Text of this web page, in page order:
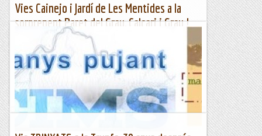
Vies Cainejo i Jardí de Les Mentides a la
sorprenent Paret del Grau, Calcari i Grau !
10-06-2023.
La Paret del Grau Coll de Nargó és molt conegut com a
zona d'escalada esportiva a l'indret de Coll Piquer i ja fa força
anys hi havia pujat...
Jaumegrimp 2